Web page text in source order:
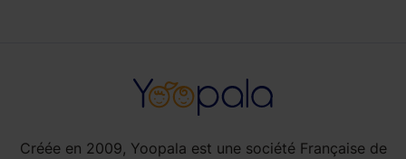
Créée en 2009, Yoopala est une société Française de